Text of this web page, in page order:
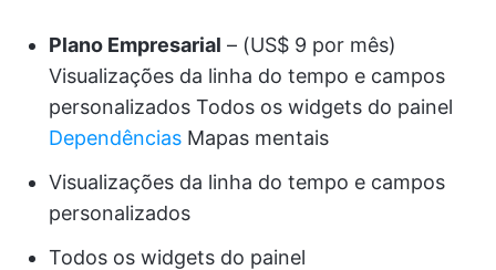
Plano Empresarial – (US$ 9 por mês)
Visualizações da linha do tempo e campos
personalizados Todos os widgets do painel
Dependências Mapas mentais
Visualizações da linha do tempo e campos
personalizados
Todos os widgets do painel